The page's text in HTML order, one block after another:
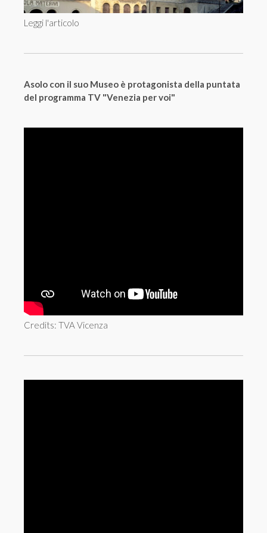
Leggi l'articolo
Asolo con il suo Museo è protagonista della puntata
del programma TV "Venezia per voi"
Credits: TVA Vicenza